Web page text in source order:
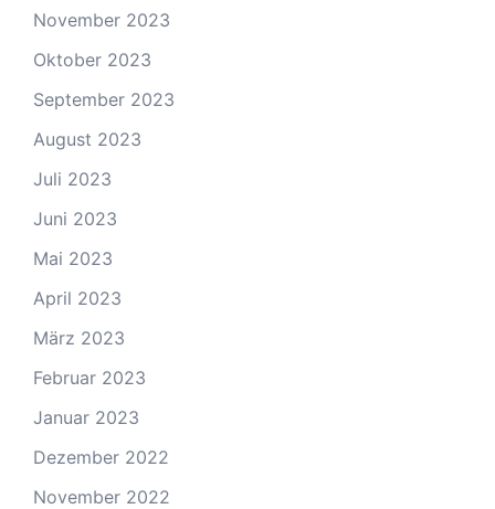
November 2023
Oktober 2023
September 2023
August 2023
Juli 2023
Juni 2023
Mai 2023
April 2023
März 2023
Februar 2023
Januar 2023
Dezember 2022
November 2022